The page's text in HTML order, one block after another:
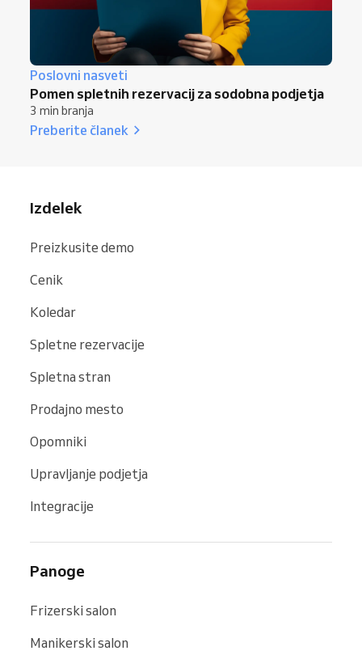
Poslovni nasveti
Pomen spletnih rezervacij za sodobna podjetja
3 min branja
Preberite članek
Izdelek
Preizkusite demo
Cenik
Koledar
Spletne rezervacije
Spletna stran
Prodajno mesto
Opomniki
Upravljanje podjetja
Integracije
Panoge
Frizerski salon
Manikerski salon